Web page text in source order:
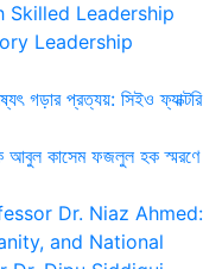
Skilled Leadership
Leadership
গড়ার প্রত্যয়: সিইও ফ্যাক্টরি
আবুল কাসেম ফজলুল হক স্মরণে
Dr. Niaz Ahmed:
and National